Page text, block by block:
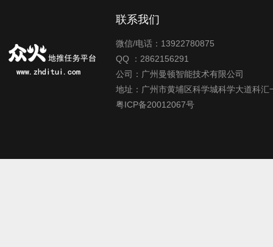
联系我们
微信/电话：13922780875
QQ ：2862156291
公司：广州曼顿智能技术有限公司
地址：广州市黄埔区科学城科学大道科汇
粤ICP备20012067号